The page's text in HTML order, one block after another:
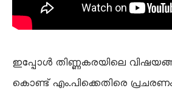
ഇപ്പോൾ തിണ്ണകരയിലെ
കൊണ്ട് എം.പിക്കെതിരെ